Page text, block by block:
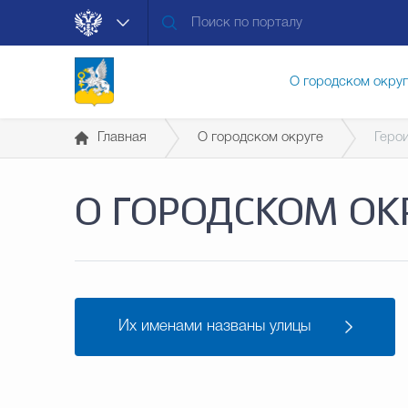
О городском
Муниципальные
Общественная
Главная О городском округе Герои
О ГОРОДСКОМ
Их именами названы улицы